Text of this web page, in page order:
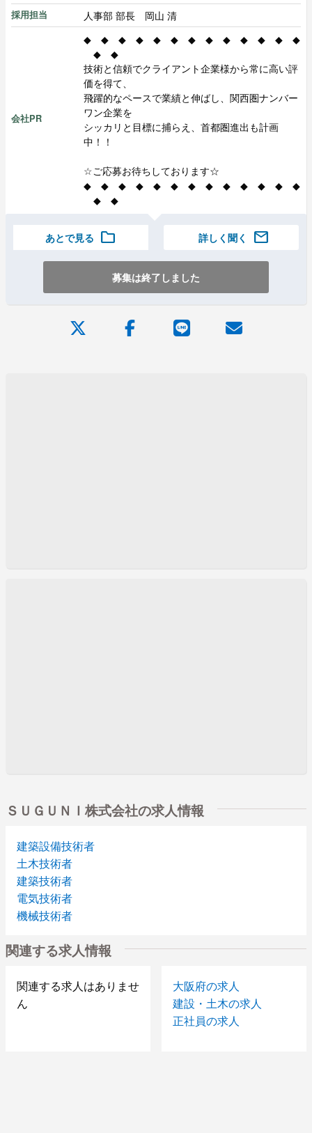
採用担当 人事部 部長 岡山 清
会社PR
◆ ◆ ◆ ◆ ◆ ◆ ◆ ◆ ◆ ◆ ◆ ◆ ◆
◆ ◆
技術と信頼でクライアント企業様から常に高い評
価を得て、
飛躍的なペースで業績と伸ばし、関西圏ナンバー
ワン企業を
シッカリと目標に捕らえ、首都圏進出も計画
中！！
☆ご応募お待ちしております☆
◆ ◆ ◆ ◆ ◆ ◆ ◆ ◆ ◆ ◆ ◆ ◆ ◆
◆ ◆
あとで見る folder 詳しく聞く mail
募集は終了しました
ＳＵＧＵＮＩ株式会社の求人情報
建築設備技術者
土木技術者
建築技術者
電気技術者
機械技術者
関連する求人情報
関連する求人はありませ
ん
大阪府の求人
建設・土木の求人
正社員の求人